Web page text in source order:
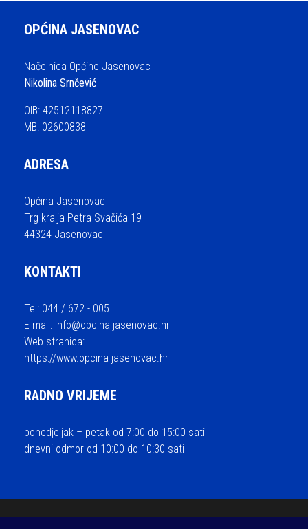
OPĆINA JASENOVAC
Načelnica Općine Jasenovac
Nikolina Srnčević
OIB: 42512118827
MB: 02600838
ADRESA
Općina Jasenovac
Trg kralja Petra Svačića 19
44324 Jasenovac
KONTAKTI
Tel: 044 / 672 - 005
E-mail: info@opcina-jasenovac.hr
Web stranica:
https://www.opcina-jasenovac.hr
RADNO VRIJEME
ponedjeljak – petak od 7:00 do 15:00 sati
dnevni odmor od 10:00 do 10:30 sati